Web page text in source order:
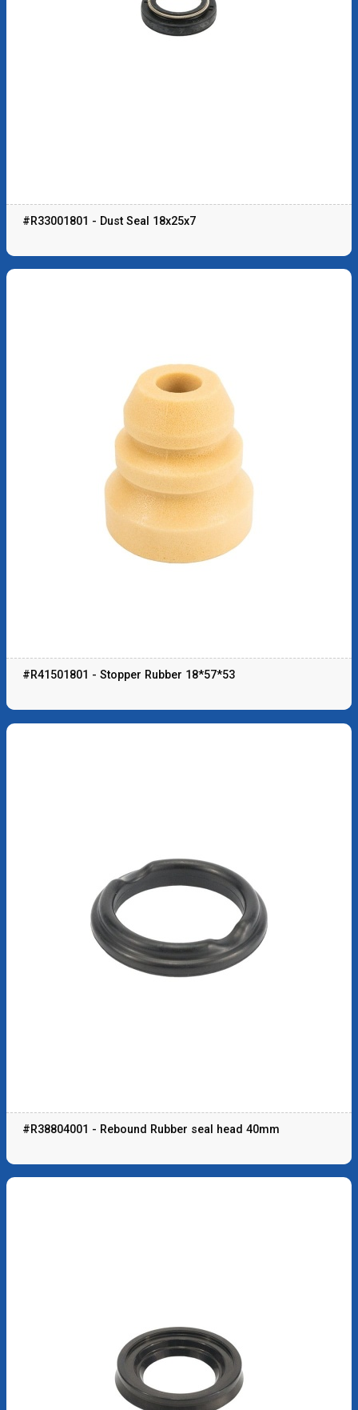
#R33001801 - Dust Seal 18x25x7
#R41501801 - Stopper Rubber 18*57*53
#R38804001 - Rebound Rubber seal head 40mm